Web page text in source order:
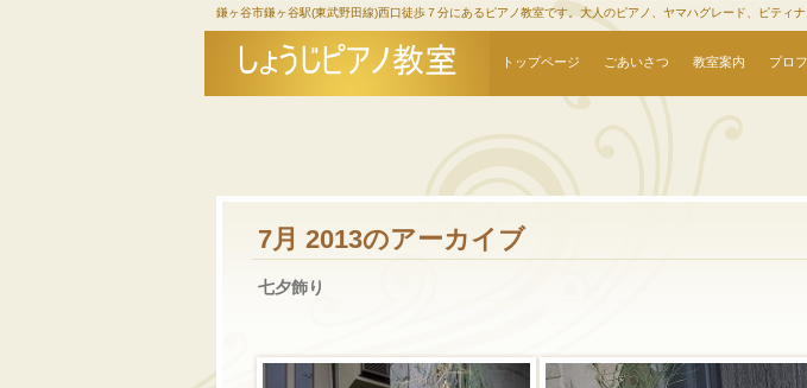
鎌ヶ谷市鎌ヶ谷駅(東武野田線)西口徒歩７分にあるピアノ教室です。大人のピアノ、ヤマハグレード、ピティナ
トップページ ごあいさつ 教室案内 プロ
7月 2013のアーカイブ
七夕飾り